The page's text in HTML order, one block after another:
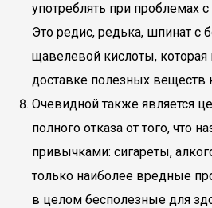
употреблять при проблемах
Это редис, редька, шпинат
щавелевой кислоты,
доставке полезных веществ
Очевидной также является
полного отказа от того, что
привычками: сигареты,
только наиболее вредные
в целом бесполезные для